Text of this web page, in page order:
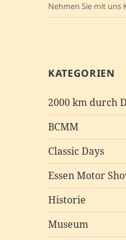
Nehmen Sie mit uns
KATEGORIEN
2000 km durch
BCMM
Classic Days
Essen Motor
Historie
Museum